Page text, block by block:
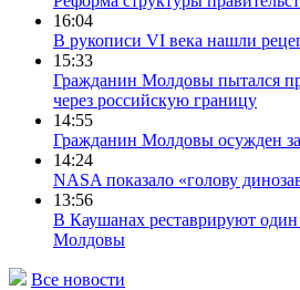
16:04
В рукописи VI века нашли
15:33
Гражданин Молдовы пытался
через российскую границу
14:55
Гражданин Молдовы осужден
14:24
NASA показало «голову
13:56
В Каушанах реставрируют
Молдовы
Все новости